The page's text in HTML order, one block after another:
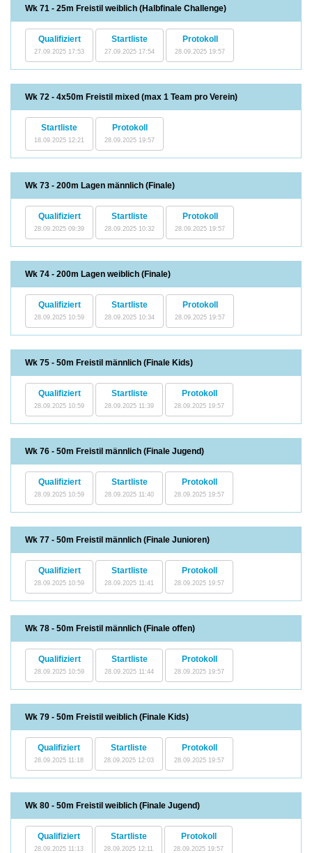
Wk 71 - 25m Freistil weiblich (Halbfinale Challenge)
Qualifiziert
27.09.2025 17:53
Startliste
27.09.2025 17:54
Protokoll
28.09.2025 19:57
Wk 72 - 4x50m Freistil mixed (max 1 Team pro Verein)
Startliste
18.09.2025 12:21
Protokoll
28.09.2025 19:57
Wk 73 - 200m Lagen männlich (Finale)
Qualifiziert
28.09.2025 09:39
Startliste
28.09.2025 10:32
Protokoll
28.09.2025 19:57
Wk 74 - 200m Lagen weiblich (Finale)
Qualifiziert
28.09.2025 10:59
Startliste
28.09.2025 10:34
Protokoll
28.09.2025 19:57
Wk 75 - 50m Freistil männlich (Finale Kids)
Qualifiziert
28.09.2025 10:59
Startliste
28.09.2025 11:39
Protokoll
28.09.2025 19:57
Wk 76 - 50m Freistil männlich (Finale Jugend)
Qualifiziert
28.09.2025 10:59
Startliste
28.09.2025 11:40
Protokoll
28.09.2025 19:57
Wk 77 - 50m Freistil männlich (Finale Junioren)
Qualifiziert
28.09.2025 10:59
Startliste
28.09.2025 11:41
Protokoll
28.09.2025 19:57
Wk 78 - 50m Freistil männlich (Finale offen)
Qualifiziert
28.09.2025 10:59
Startliste
28.09.2025 11:44
Protokoll
28.09.2025 19:57
Wk 79 - 50m Freistil weiblich (Finale Kids)
Qualifiziert
28.09.2025 11:18
Startliste
28.09.2025 12:03
Protokoll
28.09.2025 19:57
Wk 80 - 50m Freistil weiblich (Finale Jugend)
Qualifiziert
28.09.2025 11:13
Startliste
28.09.2025 12:11
Protokoll
28.09.2025 19:57